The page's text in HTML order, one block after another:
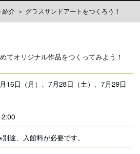
紹介 ＞ グラスサンドアートをつくろう！
てオリジナル作品をつくってみよう！
16日（月）、7月28日（土）、7月29日
途、入館料が必要です。